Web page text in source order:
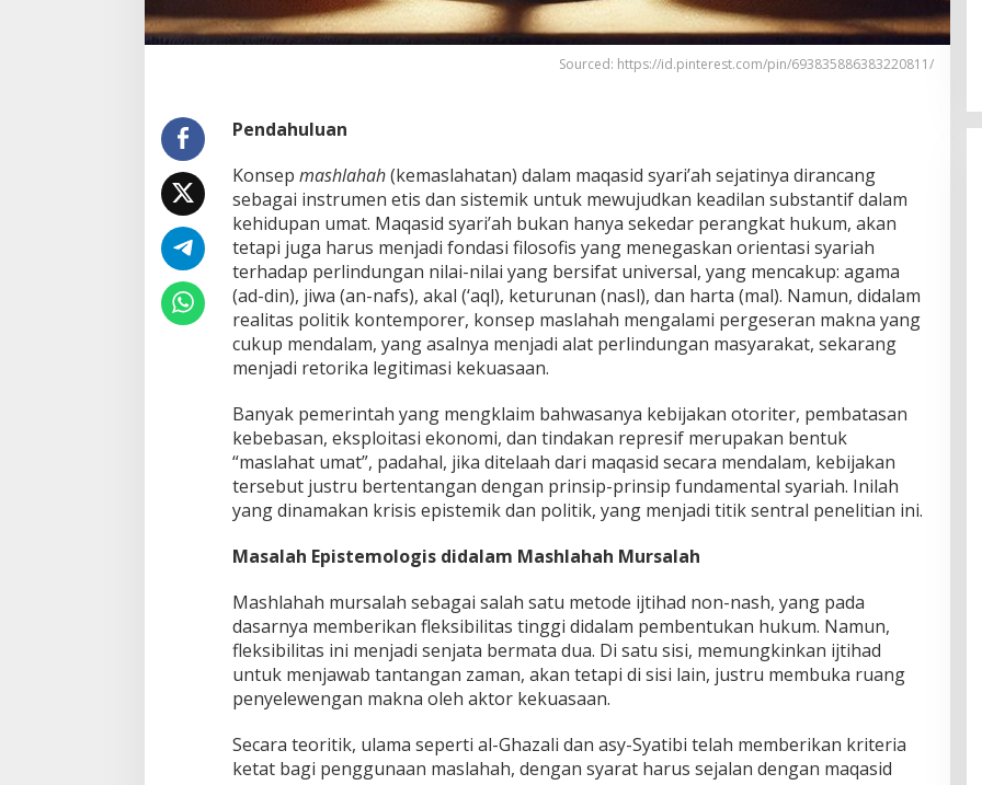
Sourced: https://id.pinterest.com/pin/693835886383220811/
Pendahuluan
Konsep mashlahah(kemaslahatan) dalam maqasid syari’ah sejatinya dirancang
sebagai instrumen etis dan sistemik untuk mewujudkan keadilan substantif dalam
kehidupan umat. Maqasid syari’ah bukan hanya sekedar perangkat hukum, akan
tetapi juga harus menjadi fondasi filosofis yang menegaskan orientasi syariah
terhadap perlindungan nilai-nilai yang bersifat universal, yang mencakup: agama
(ad-din), jiwa (an-nafs), akal (‘aql), keturunan (nasl), dan harta (mal). Namun, didalam
realitas politik kontemporer, konsep maslahah mengalami pergeseran makna yang
cukup mendalam, yang asalnya menjadi alat perlindungan masyarakat, sekarang
menjadi retorika legitimasi kekuasaan.
Banyak pemerintah yang mengklaim bahwasanya kebijakan otoriter, pembatasan
kebebasan, eksploitasi ekonomi, dan tindakan represif merupakan bentuk
“maslahat umat”, padahal, jika ditelaah dari maqasid secara mendalam, kebijakan
tersebut justru bertentangan dengan prinsip-prinsip fundamental syariah. Inilah
yang dinamakan krisis epistemik dan politik, yang menjadi titik sentral penelitian ini.
Masalah Epistemologis didalam Mashlahah Mursalah
Mashlahah mursalah sebagai salah satu metode ijtihad non-nash, yang pada
dasarnya memberikan fleksibilitas tinggi didalam pembentukan hukum. Namun,
fleksibilitas ini menjadi senjata bermata dua. Di satu sisi, memungkinkan ijtihad
untuk menjawab tantangan zaman, akan tetapi di sisi lain, justru membuka ruang
penyelewengan makna oleh aktor kekuasaan.
Secara teoritik, ulama seperti al-Ghazali dan asy-Syatibi telah memberikan kriteria
ketat bagi penggunaan maslahah, dengan syarat harus sejalan dengan maqasid
Tabassam Hari ke-2 “Mengakar
Sejarah, Menjangkau Peradaban”